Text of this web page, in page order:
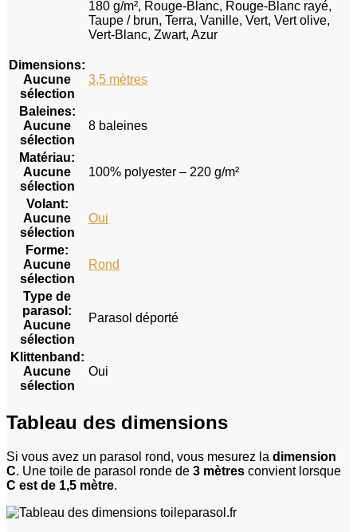
180 g/m², Rouge-Blanc, Rouge-Blanc rayé,
Taupe / brun, Terra, Vanille, Vert, Vert olive,
Vert-Blanc, Zwart, Azur
Dimensions:
Aucune
sélection
3,5 mètres
Baleines:
Aucune
sélection
8 baleines
Matériau:
Aucune
sélection
100% polyester – 220 g/m²
Volant:
Aucune
sélection
Oui
Forme:
Aucune
sélection
Rond
Type de
parasol :
Aucune
sélection
Parasol déporté
Klittenband :
Aucune
sélection
Oui
Tableau des dimensions
Si vous avez un parasol rond, vous mesurez la dimension
C. Une toile de parasol ronde de 3 mètres convient lorsque
C est de 1,5 mètre.